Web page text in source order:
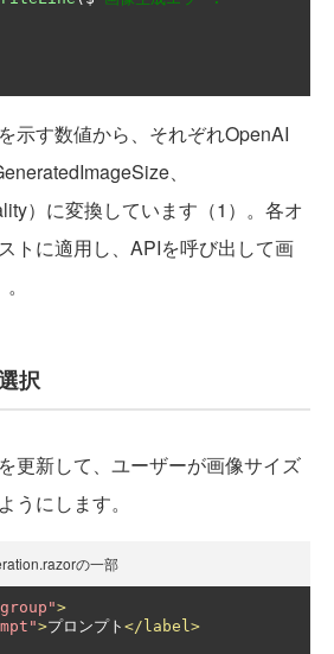
示す数値から、それぞれOpenAI
、
）に変換しています（1）。各オ
トに適用し、APIを呼び出して画
択
更新して、ユーザーが画像サイズ
うにします。
の一部
>
>プロンプト </label>